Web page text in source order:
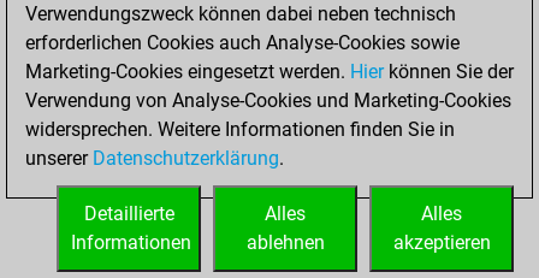
Erstickte Matts
Unterverwandlungen
0
Türme auf der siebten
0
STARTSEITE
Verwendungszweck können dabei neben technisch
erforderlichen Cookies auch Analyse-Cookies sowie
Marketing-Cookies eingesetzt werden. Hierkönnen Sie der
Verwendung von Analyse-Cookies und Marketing-Cookies
widersprechen. Weitere Informationen finden Sie in
unserer Datenschutzerklärung.
Alles
akzeptieren
Alles
ablehnen
Detaillierte
Informationen